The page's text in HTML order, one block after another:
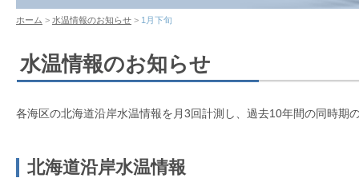
ホーム 水温情報のお知らせ 1月下旬
水温情報のお知らせ
各海区の北海道沿岸水温情報を月3回計測し、過去10年間の同時期
北海道沿岸水温情報